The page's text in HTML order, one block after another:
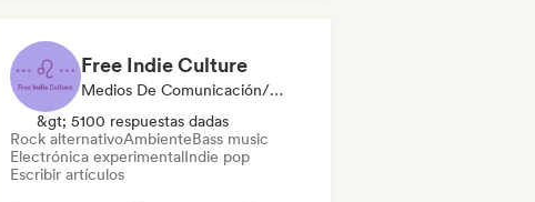
Free Indie Culture
Medios De Comunicación/Periodista
&gt; 5100 respuestas dadas
Rock alternativoAmbienteBass music
Electrónica experimentalIndie pop
Escribir artículos